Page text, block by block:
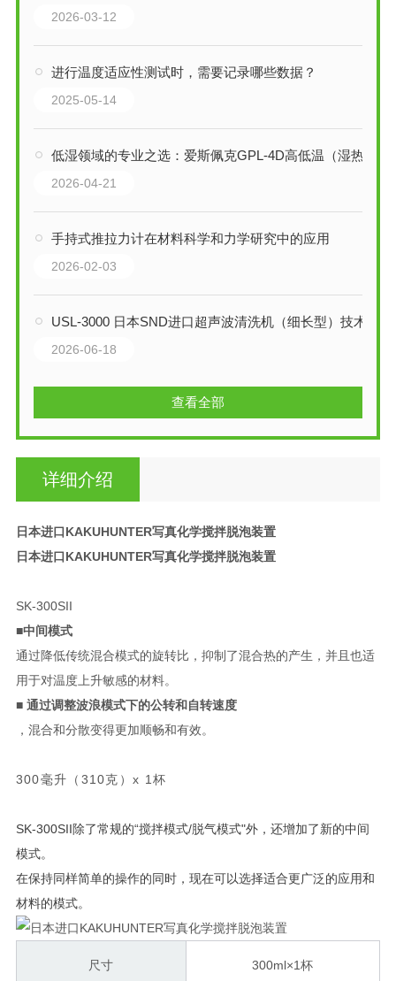
2026-03-12
进行温度适应性测试时，需要记录哪些数据？
2025-05-14
低湿领域的专业之选：爱斯佩克GPL-4D高低温（湿热）试验箱全解析
2026-04-21
手持式推拉力计在材料科学和力学研究中的应用
2026-02-03
USL-3000 日本SND进口超声波清洗机（细长型）技术详解
2026-06-18
查看全部
详细介绍
日本进口KAKUHUNTER写真化学搅拌脱泡装置
日本进口KAKUHUNTER写真化学搅拌脱泡装置
SK-300SII
■中间模式
通过降低传统混合模式的旋转比，抑制了混合热的产生，并且也适
用于对温度上升敏感的材料。
■ 通过调整波浪模式下的公转和自转速度
，混合和分散变得更加顺畅和有效。
300毫升（310克）x 1杯
SK-300SII除了常规的“搅拌模式/脱气模式"外，还增加了新的中间
模式。
在保持同样简单的操作的同时， 现在可以选择适合更广泛的应用和
材料的模式。
尺寸
300ml×1杯